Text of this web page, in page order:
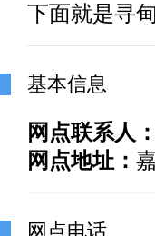
下面就是寻
基本信息
网点联系人：
网点地址：
网点电话